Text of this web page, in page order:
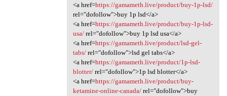
<a href=https://gamameth.live/product/buy-1p-lsd/
rel="dofollow">buy 1p lsd</a>
<a href=https://gamameth.live/product/buy-1p-lsd-
usa/rel="dofollow">buy 1p lsd usa</a>
<a href=https://gamameth.live/product/lsd-gel-
tabs/rel="dofollow">lsd gel tabs</a>
<a href=https://gamameth.live/product/1p-lsd-
blotter/rel="dofollow">1p lsd blotter</a>
<a href=https://gamameth.live/product/buy-
ketamine-online-canada/rel="dofollow">buy